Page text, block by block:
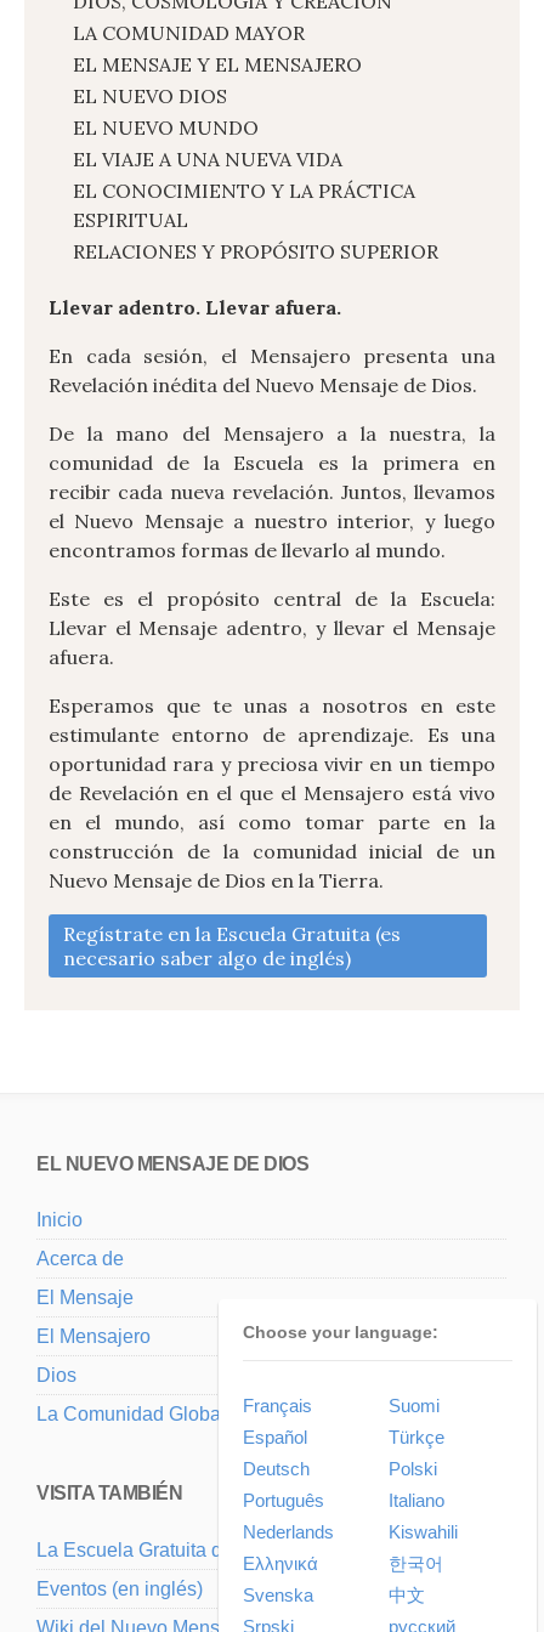
LA COMUNIDAD MAYOR
EL MENSAJE Y EL MENSAJERO
EL NUEVO DIOS
EL NUEVO MUNDO
EL VIAJE A UNA NUEVA VIDA
EL CONOCIMIENTO Y LA PRÁCTICA
ESPIRITUAL
RELACIONES Y PROPÓSITO SUPERIOR
Llevar adentro. Llevar afuera.
En cada sesión, el Mensajero presenta una
Revelación inédita del Nuevo Mensaje de Dios.
De la mano del Mensajero a la nuestra, la
comunidad de la Escuela es la primera en
recibir cada nueva revelación. Juntos, llevamos
el Nuevo Mensaje a nuestro interior, y luego
encontramos formas de llevarlo al mundo.
Este es el propósito central de la Escuela:
Llevar el Mensaje adentro, y llevar el Mensaje
afuera.
Esperamos que te unas a nosotros en este
estimulante entorno de aprendizaje. Es una
oportunidad rara y preciosa vivir en un tiempo
de Revelación en el que el Mensajero está vivo
en el mundo, así como tomar parte en la
construcción de la comunidad inicial de un
Nuevo Mensaje de Dios en la Tierra.
Regístrate en la Escuela Gratuita (es
necesario saber algo de inglés)
EL NUEVO MENSAJE DE DIOS
Inicio
Acerca de
El Mensaje
El Mensajero
Dios
La Comunidad Global
VISITA TAMBIÉN
La Escuela Gratuita del Nuevo Mensaje
Eventos (en inglés)
Wiki del Nuevo Mensaje (en inglés)
Choose your language:
Français
Español
Deutsch
Português
Nederlands
Ελληνικά
Svenska
Srpski
Suomi
Türkçe
Polski
Italiano
Kiswahili
한국어
中文
русский